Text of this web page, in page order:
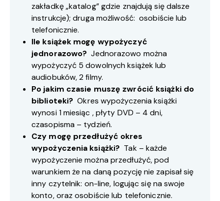
zakładkę „katalog” gdzie znajdują się dalsze
instrukcje); druga możliwość: osobiście lub
telefonicznie.
Ile książek mogę wypożyczyć
jednorazowo?Jednorazowo można
wypożyczyć 5 dowolnych książek lub
audiobuków, 2 filmy.
Po jakim czasie muszę zwrócić książki do
biblioteki? Okres wypożyczenia książki
wynosi 1 miesiąc , płyty DVD – 4 dni,
czasopisma – tydzień.
Czy mogę przedłużyć okres
wypożyczenia książki? Tak – każde
wypożyczenie można przedłużyć, pod
warunkiem że na daną pozycję nie zapisał się
inny czytelnik: on-line, logując się na swoje
konto, oraz osobiście lub telefonicznie.